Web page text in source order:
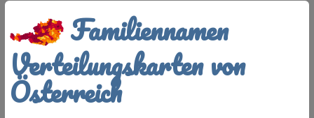
Familiennamen
Verteilungskarten von
Österreich